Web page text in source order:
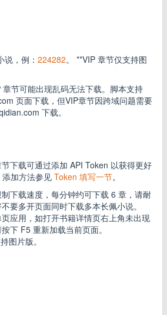
说，例： 224282。 **VIP 章节仅支持图
章节可能出现乱码无法下载。脚本支持
页面下载，但VIP章节因跨域问题需要
下载。
下载可通过添加 API Token 以获得更好
加方法参见Token 填写一节。
下载速度，每分钟约可下载 6 章，请耐
要多开页面同时下载多本长佩小说。
应用，如打开书籍详情页右上角未出现
下 F5 重新加载当前页面。
图片版。